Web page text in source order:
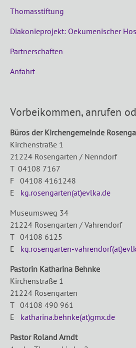
Thomasstiftung
Diakonieprojekt: Oekumenischer
Partnerschaften
Anfahrt
Vorbeikommen, anrufen
Büros der Kirchengemeinde
Kirchenstraße 1
21224 Rosengarten / Nenndorf
T 04108 7167
F 04108 4161248
E kg.rosengarten(at)evlka.de
Museumsweg 34
21224 Rosengarten / Vahrendorf
T 04108 6125
E kg.rosengarten-
Pastorin Katharina Behnke
Kirchenstraße 1
21224 Rosengarten
T 04108 490 961
E katharina.behnke(at)gmx.de
Pastor Roland Arndt